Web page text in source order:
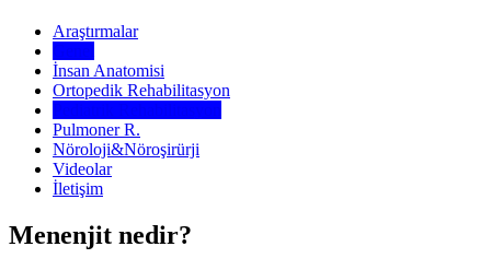
Araştırmalar
İnsan Anatomisi
Ortopedik Rehabilitasyon
Pulmoner R.
Nöroloji&Nöroşirürji
Videolar
İletişim
Menenjit nedir?